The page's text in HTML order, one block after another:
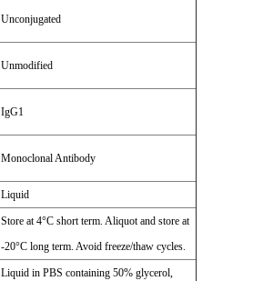
Unconjugated
Unmodified
IgG1
Monoclonal Antibody
Liquid
Store at 4°C short term. Aliquot and store at
-20°C long term. Avoid freeze/thaw cycles.
Liquid in PBS containing 50% glycerol,